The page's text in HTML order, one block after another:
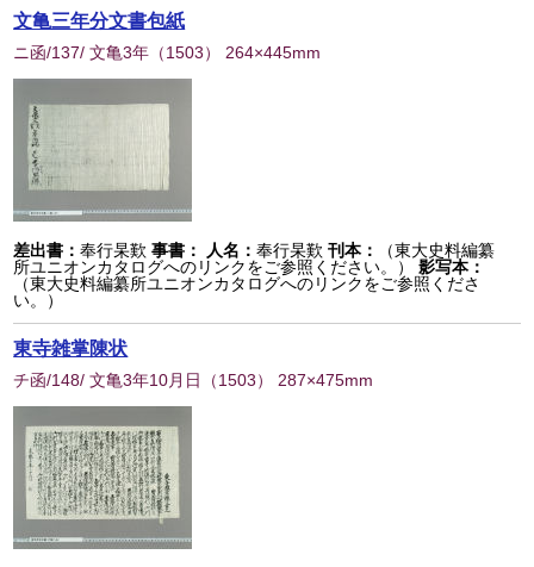
文亀三年分文書包紙
ニ函/137/ 文亀3年 （1503） 264×445mm
差出書：奉行杲歎 事書： 人名：奉行杲歎 刊本：
（東大史料編纂
所ユニオンカタログへのリンクをご参照ください。）
影写本：
（東大史料編纂所ユニオンカタログへのリンクをご参照くださ
い。）
東寺雑掌陳状
チ函/148/ 文亀3年10月日 （1503） 287×475mm